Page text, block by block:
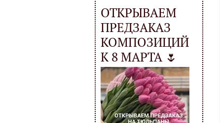
ОТКРЫВАЕМ
ПРЕДЗАКАЗ
КОМПОЗИЦИЙ
К 8 МАРТА 🌷